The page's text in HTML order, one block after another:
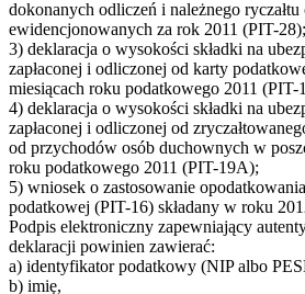
dokonanych odliczeń i należnego
ewidencjonowanych za rok 2011 (PIT-28);
3) deklaracja o wysokości składki na
zapłaconej i odliczonej od karty
miesiącach roku podatkowego 2011 (PIT-
4) deklaracja o wysokości składki na
zapłaconej i odliczonej od
od przychodów osób duchownych w
roku podatkowego 2011 (PIT-19A);
5) wniosek o zastosowanie
podatkowej (PIT-16) składany w roku
Podpis elektroniczny zapewniający
deklaracji powinien zawierać:
a) identyfikator podatkowy (NIP albo
b) imię,